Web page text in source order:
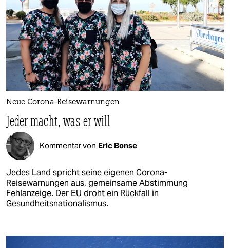
Neue Corona-Reisewarnungen
Jeder macht, was er will
Kommentar von Eric Bonse
Jedes Land spricht seine eigenen Corona-
Reisewarnungen aus, gemeinsame Abstimmung
Fehlanzeige. Der EU droht ein Rückfall in
Gesundheitsnationalismus.